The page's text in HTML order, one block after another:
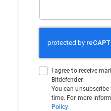
I agree to receive
Bitdefender.
You can
time. For more
Policy.